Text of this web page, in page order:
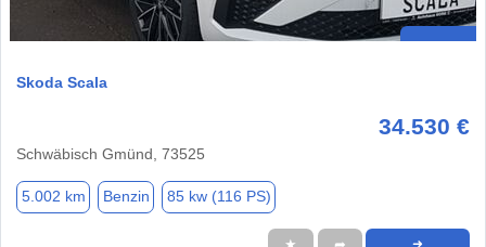
Skoda Scala
34.530 €
Schwäbisch Gmünd, 73525
5.002 km Benzin 85 kw (116 PS)